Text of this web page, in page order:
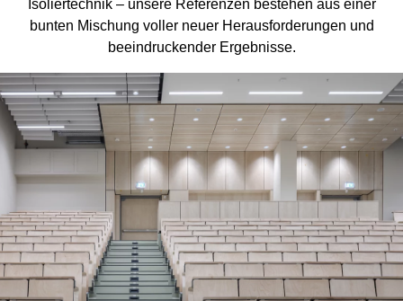
Isoliertechnik – unsere Referenzen bestehen aus einer
bunten Mischung voller neuer Herausforderungen und
beeindruckender Ergebnisse.